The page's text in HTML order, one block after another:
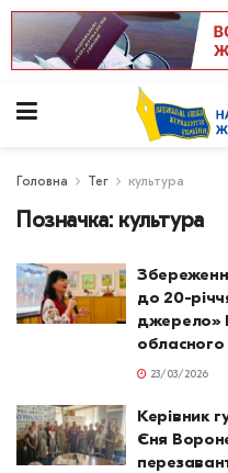
Головна Тег культура
Позначка: культура
до 20-
джерело»
23/03/2026
Керівник
Єня